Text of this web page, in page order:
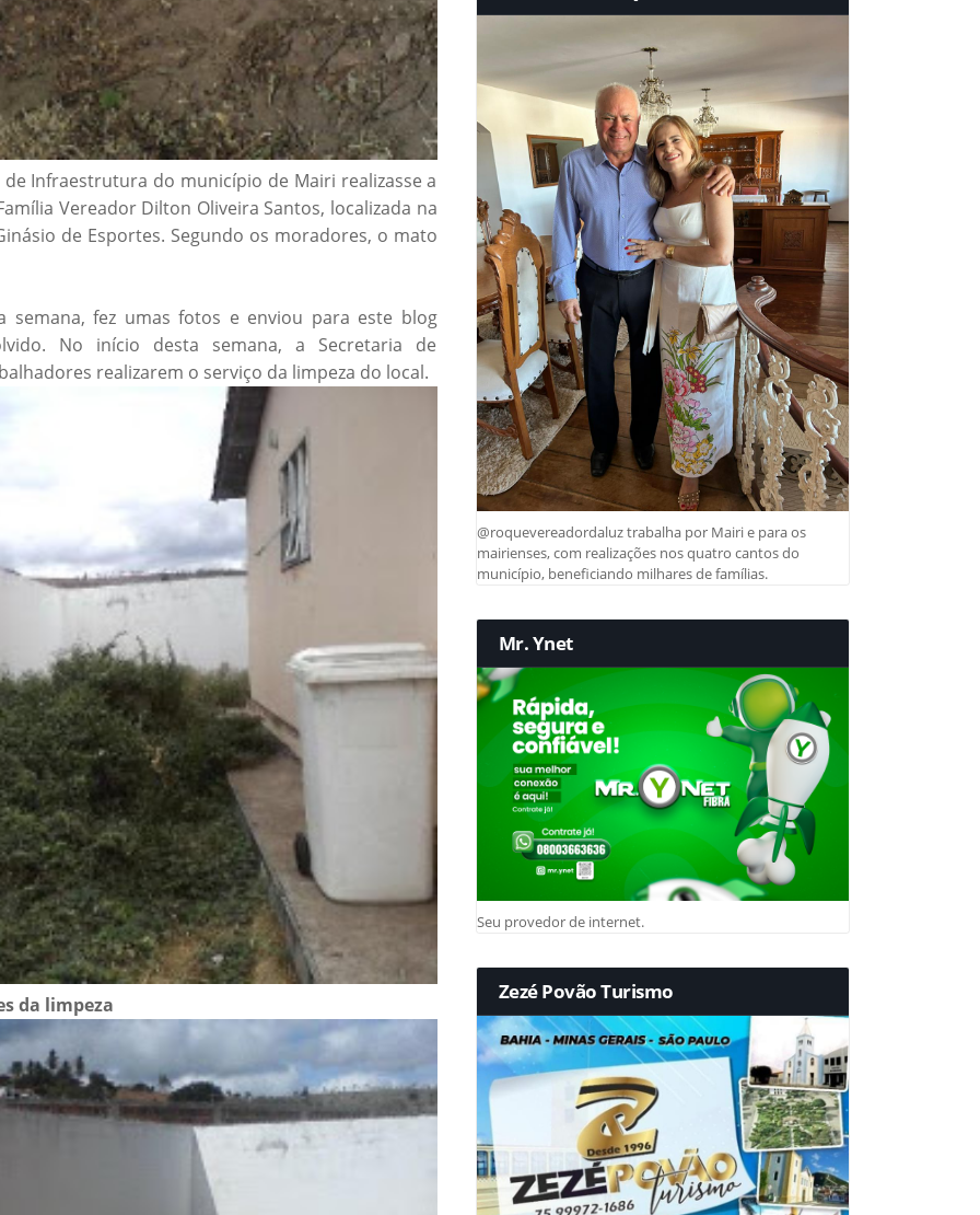
Infraestrutura do município de Mairi realizasse a
Vereador Dilton Oliveira Santos, localizada na
de Esportes. Segundo os moradores, o mato
semana, fez umas fotos e enviou para este blog
No início desta semana, a Secretaria de
realizarem o serviço da limpeza do local.
da limpeza
@roquevereadordaluz trabalha por Mairi e para os
mairienses, com realizações nos quatro cantos do
município, beneficiando milhares de famílias.
Mr. Ynet
Seu provedor de internet.
Zezé Povão Turismo